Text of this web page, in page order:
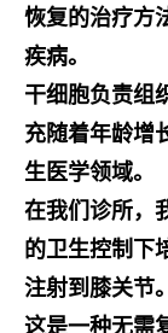
恢复的治疗方
疾病。
干细胞负责组
充随着年龄增
生医学领域。
在我们诊所，
的卫生控制下
注射到膝关节。
这是一种无需